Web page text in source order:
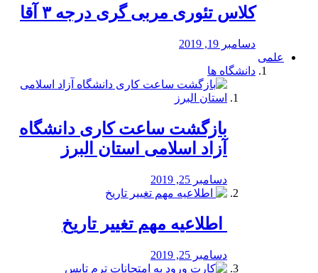
کلاس تئوری مربی گری درجه ۳ آقا
دسامبر 19, 2019
علمی
دانشگاه ها
بازگشت ساعت کاری دانشگاه
آزاد اسلامی استان البرز
دسامبر 25, 2019
️ اطلاعیه مهم تغییر تاریخ
دسامبر 25, 2019